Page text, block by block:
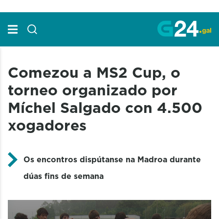
Comezou a MS2 Cup, o
torneo organizado por
Míchel Salgado con 4.500
xogadores
Os encontros dispútanse na Madroa durante
dúas fins de semana